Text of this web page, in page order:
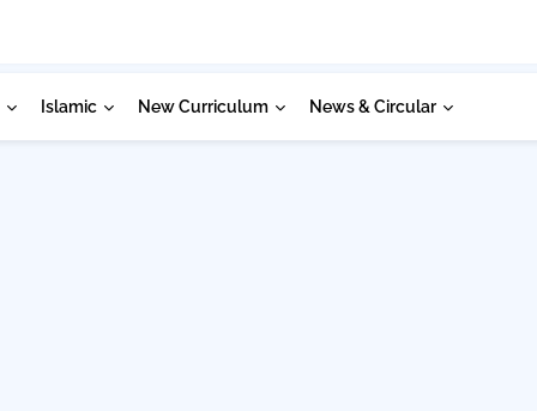
Islamic New Curriculum News & Circular